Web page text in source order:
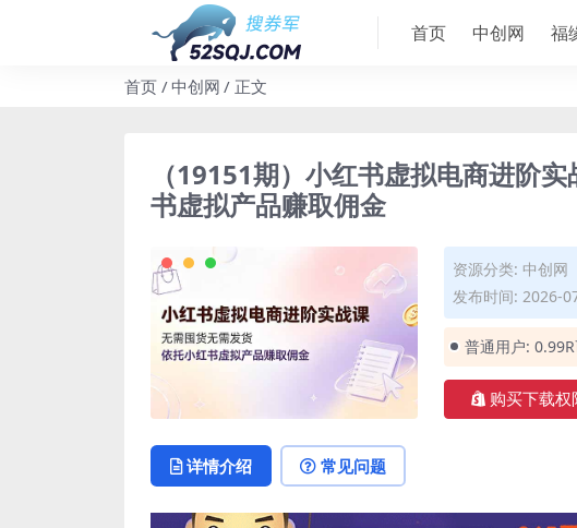
首页 中创网 福
首页 中创网 正文
（19151期）小红书虚拟电商进阶
书虚拟产品赚取佣金
资源分类: 中创网
发布时间: 2026-
普通用户:
购买下载权
详情介绍 常见问题